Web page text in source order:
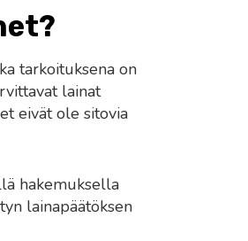
tarkoituksena on
lainat
eivät ole sitovia
hakemuksella
lainapäätöksen